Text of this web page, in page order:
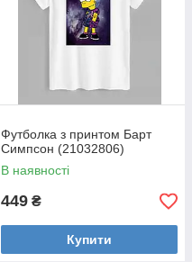
Футболка з принтом Барт
Симпсон (21032806)
В наявності
449 ₴
Купити